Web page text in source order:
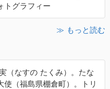
トグラフィー
≫ もっと読む
（なすの たくみ）。たな
使（福島県棚倉町）。トリ